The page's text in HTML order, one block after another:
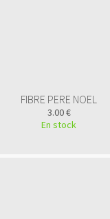
FIBRE PERE NOEL
3.00 €
En stock